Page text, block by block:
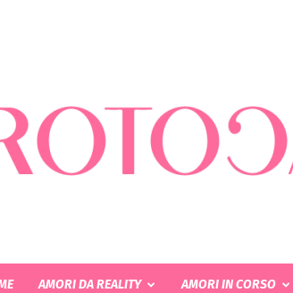
AMORI DA REALITY AMORI IN CORSO